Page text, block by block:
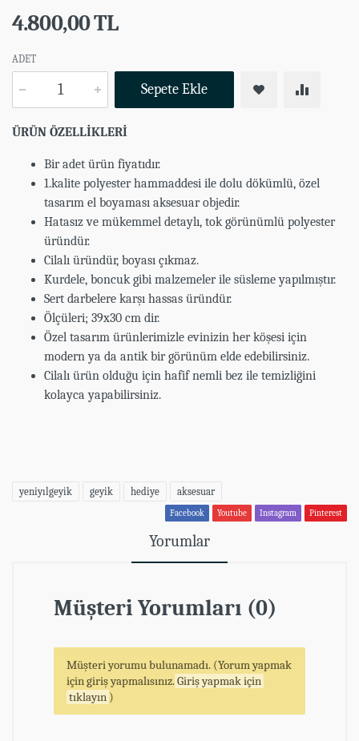
4.800,00 TL
ADET
Sepete Ekle
ÜRÜN ÖZELLİKLERİ
Bir adet ürün fiyatıdır.
1.kalite polyester hammaddesi ile dolu dökümlü, özel
tasarım el boyaması aksesuar objedir.
Hatasız ve mükemmel detaylı, tok görünümlü polyester
üründür.
Cilalı üründür, boyası çıkmaz.
Kurdele, boncuk gibi malzemeler ile süsleme yapılmıştır.
Sert darbelere karşı hassas üründür.
Ölçüleri; 39x30 cm dir.
Özel tasarım ürünlerimizle evinizin her köşesi için
modern ya da antik bir görünüm elde edebilirsiniz.
Cilalı ürün olduğu için hafif nemli bez ile temizliğini
kolayca yapabilirsiniz.
yeniyılgeyik geyik hediye aksesuar
Facebook Youtube Instagram Pinterest
Yorumlar
Müşteri Yorumları (0)
Müşteri yorumu bulunamadı. (Yorum yapmak
için giriş yapmalısınız.Giriş yapmak için
tıklayın )